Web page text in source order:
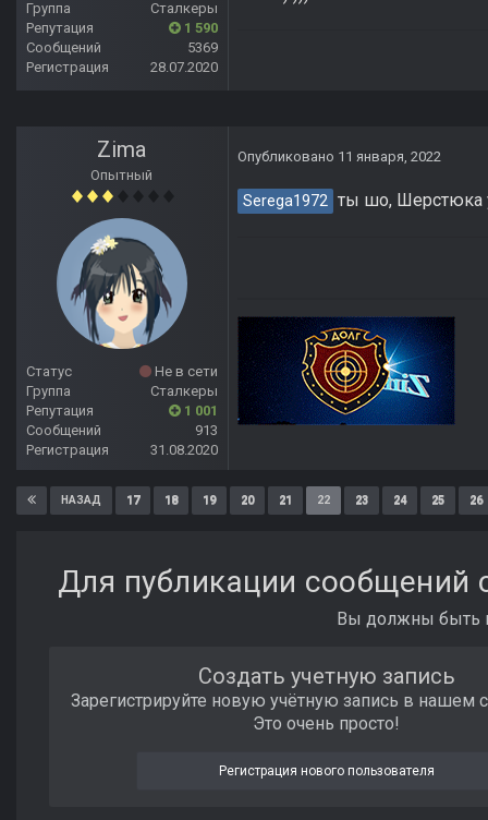
Группа
Сталкеры
Репутация
1 590
Сообщений
5369
Регистрация
28.07.2020
Zima
Опытный
Статус
Не в сети
Группа
Сталкеры
Репутация
1 001
Сообщений
913
Регистрация
31.08.2020
Опубликовано 11 января, 2022
Serega1972 ты шо, Шерстюка
НАЗАД 17 18 19 20 21 22 23 24 25 26
Для публикации сообщений
Вы должны быть
Создать учетную запись
Зарегистрируйте новую учётную запись в нашем
Это очень просто!
Регистрация нового пользователя